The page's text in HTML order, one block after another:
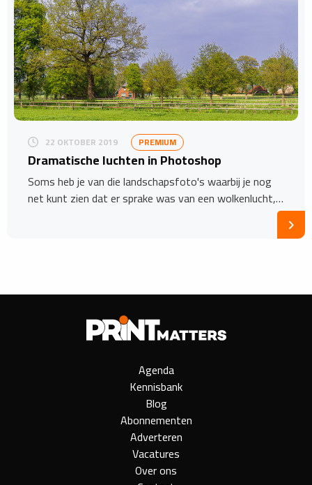
22 OKTOBER 2019 PREMIUM
Dramatische luchten in Photoshop
Soms heb je van die landschapsfoto's waarbij je nog
net kunt zien dat er sprake was van een wolkenlucht,…
Agenda
Kennisbank
Blog
Abonnementen
Adverteren
Vacatures
Over ons